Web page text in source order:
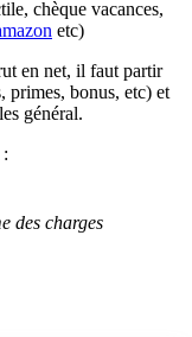
chèque vacances,
etc)
en net, il faut partir
primes, bonus, etc) et
général.
des charges